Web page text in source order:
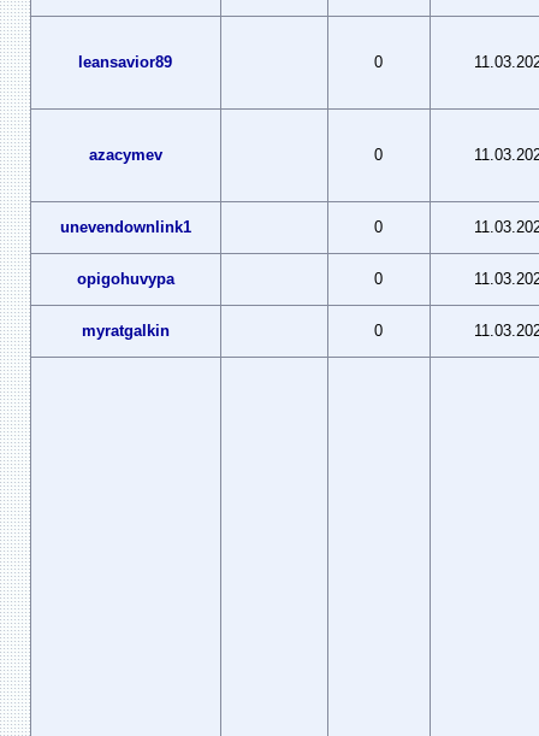
leansavior89 0
azacymev 0
unevendownlink1 0
opigohuvypa 0
myratgalkin 0